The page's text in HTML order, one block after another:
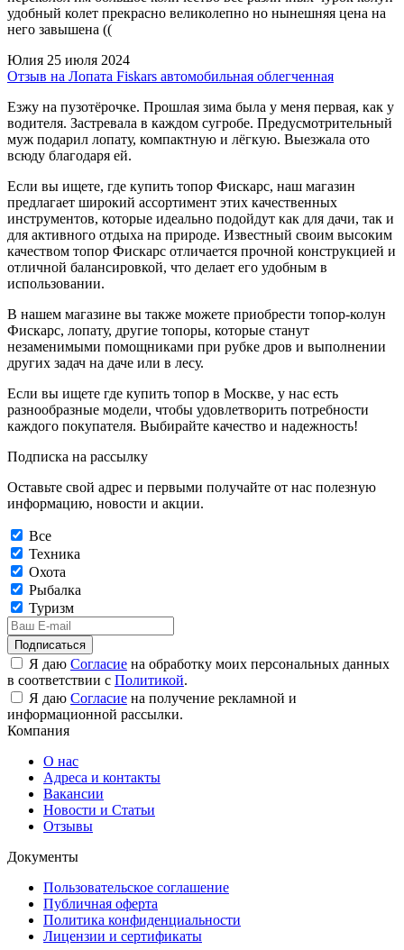
удобный колет прекрасно великолепно но нынешняя цена на
него завышена ((
Юлия 25 июля 2024
Отзыв на Лопата Fiskars автомобильная облегченная
Езжу на пузотёрочке. Прошлая зима была у меня первая, как у
водителя. Застревала в каждом сугробе. Предусмотрительный
муж подарил лопату, компактную и лёгкую. Выезжала ото
всюду благодаря ей.
Если вы ищете, где купить топор Фискарс, наш магазин
предлагает широкий ассортимент этих качественных
инструментов, которые идеально подойдут как для дачи, так и
для активного отдыха на природе. Известный своим высоким
качеством топор Фискарс отличается прочной конструкцией и
отличной балансировкой, что делает его удобным в
использовании.
В нашем магазине вы также можете приобрести топор-колун
Фискарс, лопату, другие топоры, которые станут
незаменимыми помощниками при рубке дров и выполнении
других задач на даче или в лесу.
Если вы ищете где купить топор в Москве, у нас есть
разнообразные модели, чтобы удовлетворить потребности
каждого покупателя. Выбирайте качество и надежность!
Подписка на рассылку
Оставьте свой адрес и первыми получайте от нас полезную
информацию, новости и акции.
Все
Техника
Охота
Рыбалка
Туризм
Подписаться
Я даю Согласие на обработку моих персональных данных
в соответствии с Политикой.
Я даю Согласие на получение рекламной и
информационной рассылки.
Компания
О нас
Адреса и контакты
Вакансии
Новости и Статьи
Отзывы
Документы
Пользовательское соглашение
Публичная оферта
Политика конфиденциальности
Лицензии и сертификаты